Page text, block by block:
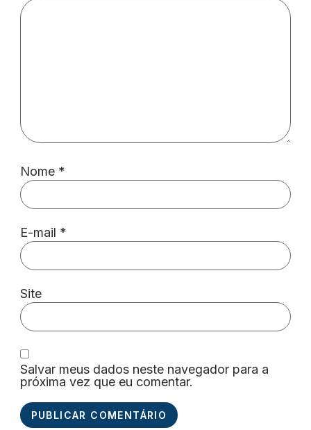
Nome *
E-mail *
Site
Salvar meus dados neste navegador para a
próxima vez que eu comentar.